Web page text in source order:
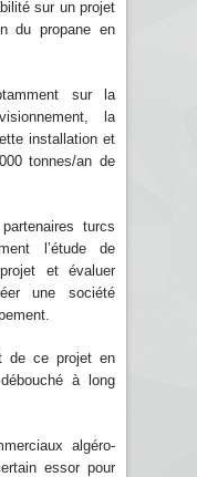
sur un projet
du propane en
sur la
la
installation et
tonnes/an de
turcs
l’étude de
et évaluer
une société
de ce projet en
à long
algéro-
essor pour